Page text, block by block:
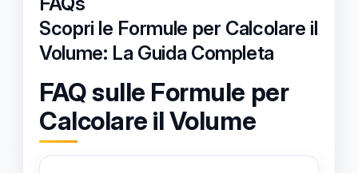
Scopri le Formule per Calcolare il
Volume: La Guida Completa
FAQ sulle Formule per
Calcolare il Volume